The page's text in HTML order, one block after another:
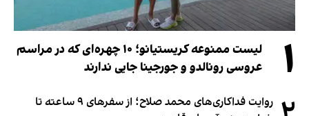
۱
لیست ممنوعه کریستیانو؛ ۱۰ چهره‌ای که در مراسم
عروسی رونالدو و جورجینا جایی ندارند
روایت فداکاری‌های محمد صلاح؛ از سفرهای ۹ ساعته تا